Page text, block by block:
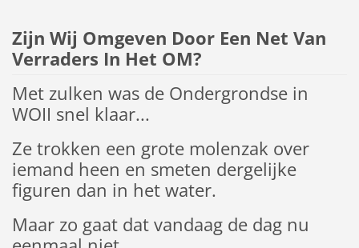
Zijn Wij Omgeven Door Een Net Van
Verraders In Het OM?
Met zulken was de Ondergrondse in
WOII snel klaar...
Ze trokken een grote molenzak over
iemand heen en smeten dergelijke
figuren dan in het water.
Maar zo gaat dat vandaag de dag nu